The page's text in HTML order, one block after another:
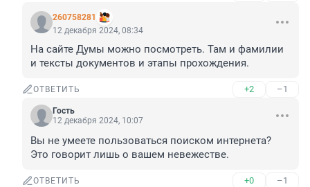
260758281
12 декабря 2024, 08:34
На сайте Думы можно посмотреть. Там и фамилии
и тексты документов и этапы прохождения.
ОТВЕТИТЬ +2 –1
Гость
12 декабря 2024, 10:07
Вы не умеете пользоваться поиском интернета?
Это говорит лишь о вашем невежестве.
ОТВЕТИТЬ +0 –1